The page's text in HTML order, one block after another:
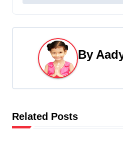
s
t
v
i
g
By
Related Posts